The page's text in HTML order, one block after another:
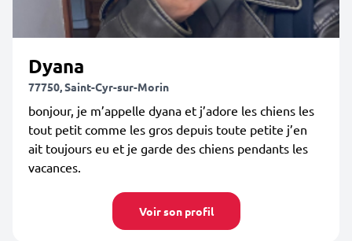
Dyana
77750, Saint-Cyr-sur-Morin
bonjour, je m’appelle dyana et j’adore les chiens les
tout petit comme les gros depuis toute petite j’en
ait toujours eu et je garde des chiens pendants les
vacances.
Voir son profil